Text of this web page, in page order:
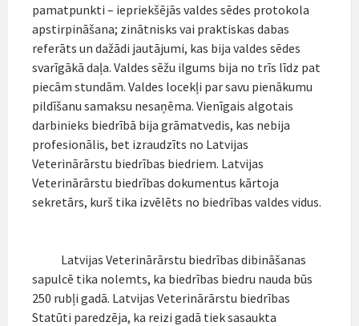
pamatpunkti – iepriekšējās valdes sēdes protokola
apstirpināšana; zinātnisks vai praktiskas dabas
referāts un dažādi jautājumi, kas bija valdes sēdes
svarīgākā daļa. Valdes sēžu ilgums bija no trīs līdz pat
piecām stundām. Valdes locekļi par savu pienākumu
pildīšanu samaksu nesaņēma. Vienīgais algotais
darbinieks biedrībā bija grāmatvedis, kas nebija
profesionālis, bet izraudzīts no Latvijas
Veterinārārstu biedrības biedriem. Latvijas
Veterinārārstu biedrības dokumentus kārtoja
sekretārs, kurš tika izvēlēts no biedrības valdes vidus.
Latvijas Veterinārārstu biedrības dibināšanas
sapulcē tika nolemts, ka biedrības biedru nauda būs
250 rubļi gadā. Latvijas Veterinārārstu biedrības
Statūti paredzēja, ka reizi gadā tiek sasaukta